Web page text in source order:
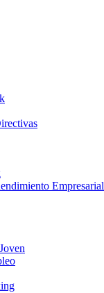
Empresarial